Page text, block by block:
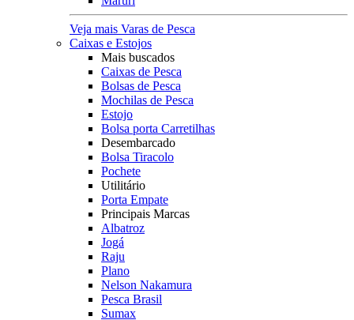
Veja mais Varas de Pesca
Caixas e Estojos
Mais buscados
Caixas de Pesca
Bolsas de Pesca
Mochilas de Pesca
Estojo
Bolsa porta Carretilhas
Desembarcado
Bolsa Tiracolo
Pochete
Utilitário
Porta Empate
Principais Marcas
Albatroz
Jogá
Raju
Plano
Nelson Nakamura
Pesca Brasil
Sumax